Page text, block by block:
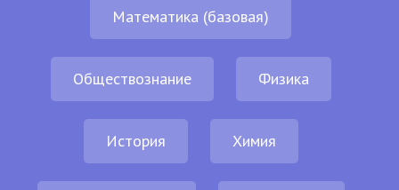
Математика (базовая)
Обществознание Физика
История Химия